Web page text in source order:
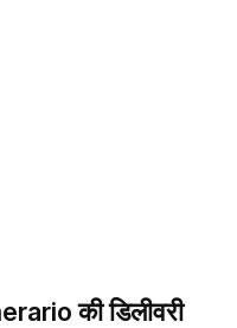
की डिलीवरी